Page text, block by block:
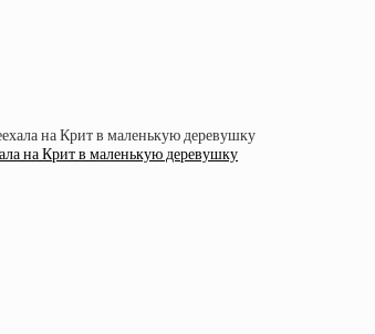
на Крит в маленькую деревушку